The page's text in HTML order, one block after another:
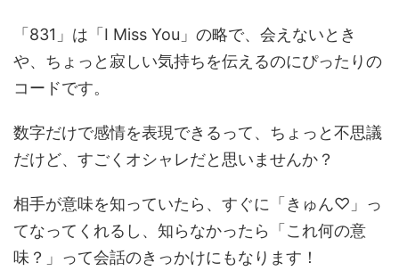
「831」は「I Miss You」の略で、会えないとき
や、ちょっと寂しい気持ちを伝えるのにぴったりの
コードです。
数字だけで感情を表現できるって、ちょっと不思議
だけど、すごくオシャレだと思いませんか？
相手が意味を知っていたら、すぐに「きゅん♡」っ
てなってくれるし、知らなかったら「これ何の意
味？」って会話のきっかけにもなります！